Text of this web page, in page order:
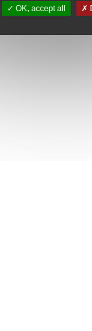
OK, accept all